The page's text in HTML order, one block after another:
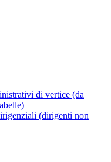
di vertice (da
(dirigenti non